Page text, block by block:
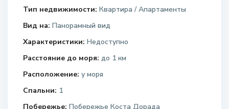
Тип недвижимости: Квартира / Апартаменты
Вид на: Панорамный вид
Характеристики: Недоступно
Расстояние до моря: до 1 км
Расположение: у моря
Спальни: 1
Побережье: Побережье Коста Дорада